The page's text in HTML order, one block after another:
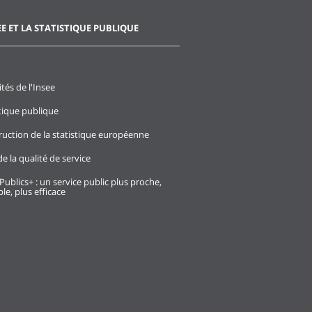
ET LA STATISTIQUE PUBLIQUE
de l'Insee
publique
de la statistique européenne
la qualité de service
: un service public plus proche,
plus efficace